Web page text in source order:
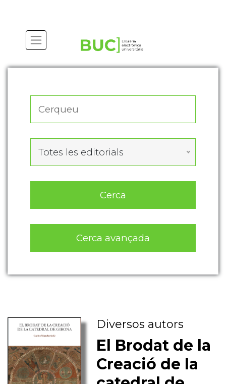
Totes les editorials
Cerca
Cerca avançada
Diversos autors
El Brodat de la
Creació de la